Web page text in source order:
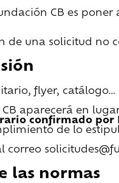
CB es
de una solicitud no
flyer, catálogo…
aparecerá en
confirmado por
de lo
correo
las normas